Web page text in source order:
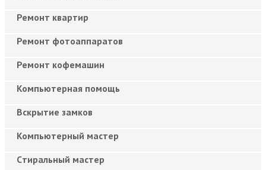
Ремонт квартир
Ремонт фотоаппаратов
Ремонт кофемашин
Компьютерная помощь
Вскрытие замков
Компьютерный мастер
Cтиральный мастер